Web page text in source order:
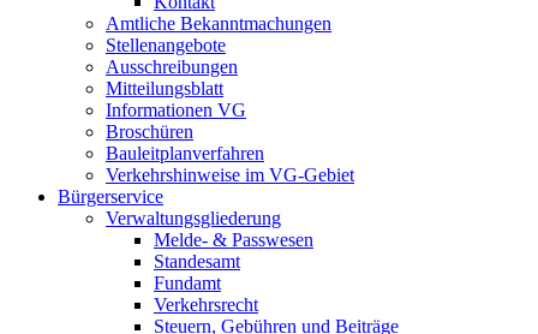
Amtliche Bekanntmachungen
Stellenangebote
Ausschreibungen
Mitteilungsblatt
Informationen VG
Broschüren
Bauleitplanverfahren
Verkehrshinweise im VG-Gebiet
Bürgerservice
Verwaltungsgliederung
Melde- & Passwesen
Standesamt
Fundamt
Verkehrsrecht
Steuern, Gebühren und Beiträge